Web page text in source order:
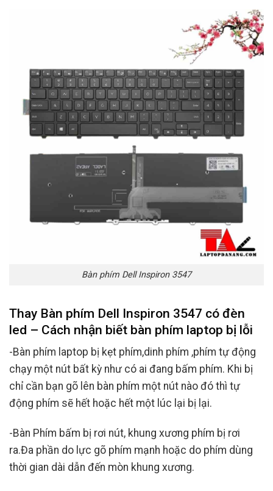
Bàn phím Dell Inspiron 3547
Thay Bàn phím Dell Inspiron 3547 có đèn
led – Cách nhận biết bàn phím laptop bị lỗi
-Bàn phím laptop bị kẹt phím,dinh phím ,phím tự động
chạy một nút bất kỳ như có ai đang bấm phím. Khi bị
chỉ cần bạn gõ lên bàn phím một nút nào đó thì tự
động phím sẽ hết hoặc hết một lúc lại bị lại.
-Bàn Phím bấm bị rơi nút, khung xương phím bị rơi
ra.Đa phần do lực gõ phím mạnh hoặc do phím dùng
thời gian dài dẫn đến mòn khung xương.